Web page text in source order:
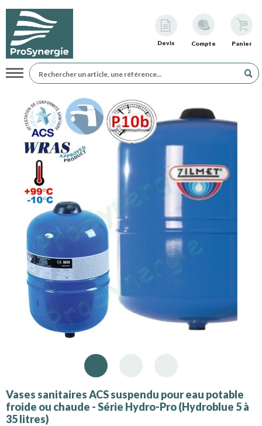
Devis Compte Panier
Navigation
Vases sanitaires ACS suspendu pour eau potable
froide ou chaude - Série Hydro-Pro (Hydroblue 5 à
35 litres)